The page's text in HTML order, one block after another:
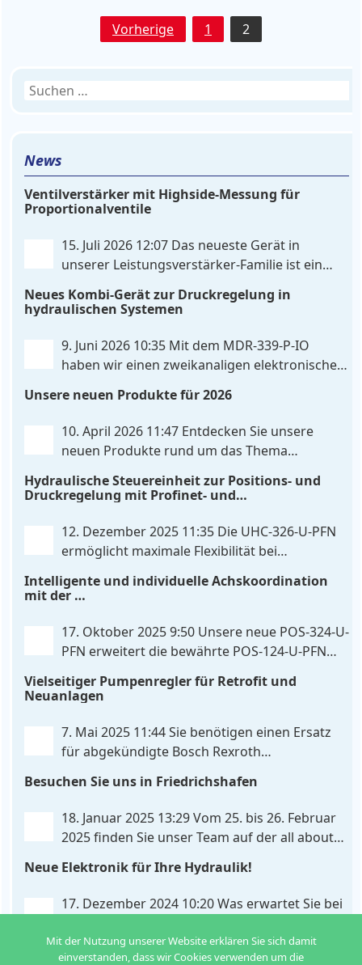
Seitennummerierung
Vorherige 1 2
Suchen
News
Ventilverstärker mit Highside-Messung für
Proportionalventile
15. Juli 2026 12:07 Das neueste Gerät in
unserer Leistungsverstärker-Familie ist ein
Ventilverstärker mit Highside-Messung Zur
Differenzeingang, der flexibel für Sollwertsignale
von 0…10V oder 4…20mA konfiguriert werden kann.
Neues Kombi-Gerät zur Druckregelung in
hydraulischen Systemen
9. Juni 2026 10:35 Mit dem MDR‑339‑P‑IO
haben wir einen zweikanaligen elektronischen
IO‑Link‑Kommunikation direkt mit integrierten
Leistungsendstufen vereint – eine Kombination, die
es so bislang nicht gibt. Die Anbindung an die
Unsere neuen Produkte für 2026
10. April 2026 11:47 Entdecken Sie unsere
neuen Produkte rund um das Thema
machen Ihre Anlagen noch effizienter, zuverlässiger
Positionier- und Gleichlaufregelbaugruppe UHC-
326-U-PFN Hydraulisches Steuergerät zur Positions-
Hydraulische Steuereinheit zur Positions- und
Druckregelung mit Profinet- und
12. Dezember 2025 11:35 Die UHC-326-U-PFN
ermöglicht maximale Flexibilität bei
Funktion der UHC-126-U-PFN bleibt erhalten,
Anpassungsmöglichkeiten. Die UHC-326-U-PFN ist
ein hydraulisches Steuergerät zur genauen
. . .
Intelligente und individuelle Achskoordination
mit der
17. Oktober 2025 9:50 Unsere neue POS-324-U-
PFN erweitert die bewährte POS-124-U-PFN
Achskoordination und individuelle
und integrierten Simulationsmodus. Zusätzlich zur
bewährten Gleichlaufregelung, die eine präzise und
Vielseitiger Pumpenregler für Retrofit und
Neuanlagen
7. Mai 2025 11:44Sie benötigen einen Ersatz
für abgekündigte Bosch Rexroth
neue Pumpenregler PQP-179-P ist eine vielseitige
und preiswerte Lösung für Hydrauliksysteme, vor
allem für die präzise
Besuchen Sie uns in Friedrichshafen
18. Januar 2025 13:29Vom 25. bis 26. Februar
2025 finden Sie unser Team auf der all about
430 zeigen wir Ihnen an unserem Demo-Cube, wie
einfach die Ansteuerung von Hydraulikventilen . . .
Neue Elektronik für Ihre Hydraulik!
17. Dezember 2024 10:20Was erwartet Sie bei
Neuentwicklungen für verschiedene
Mit der Nutzung unserer Website erklären Sie sich damit
einverstanden, dass wir Cookies verwenden um die